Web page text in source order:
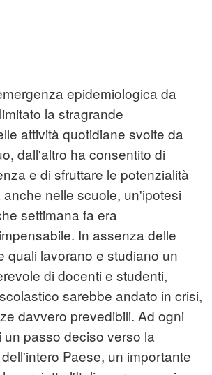
epidemiologica da
la stragrande
attività quotidiane svolte da
dall'altro ha consentito di
e di sfruttare le potenzialità
nelle scuole, un'ipotesi
settimana fa era
In assenza delle
quali lavorano e studiano un
di docenti e studenti,
sarebbe andato in crisi,
davvero prevedibili. Ad ogni
un passo deciso verso la
Paese, un importante